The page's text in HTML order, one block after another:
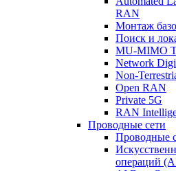
RAN
Монтаж
Поиск и
MU-MIMO
Network
Non-
Open RAN
Private 5G
RAN
Проводные сети
Проводные
операций